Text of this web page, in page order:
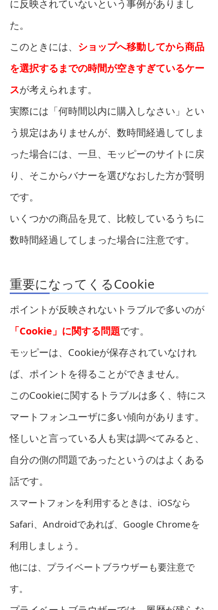
に反映されていないという事例がありまし
た。
このときには、 ショップへ移動してから商品
を選択するまでの時間が空きすぎているケー
スが考えられます。
実際には「何時間以内に購入しなさい」とい
う規定はありませんが、数時間経過してしま
った場合には、一旦、モッピーのサイトに戻
り、そこからバナーを選びなおした方が賢明
です。
いくつかの商品を見て、比較しているうちに
数時間経過してしまった場合に注意です。
重要になってくるCookie
ポイントが反映されないトラブルで多いのが
「Cookie」に関する問題です。
モッピーは、Cookieが保存されていなけれ
ば、ポイントを得ることができません。
このCookieに関するトラブルは多く、特にス
マートフォンユーザに多い傾向があります。
怪しいと言っている人も実は調べてみると、
自分の側の問題であったというのはよくある
話です。
スマートフォンを利用するときは、iOSなら
Safari、Androidであれば、Google Chromeを
利用しましょう。
他には、プライベートブラウザーも要注意で
す。